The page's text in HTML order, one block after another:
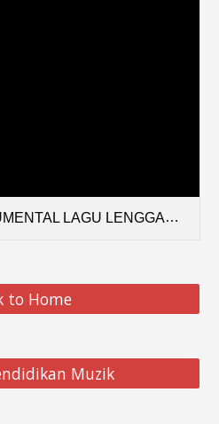
LENGGANG KANGKUNG.mp3
to Home
Muzik